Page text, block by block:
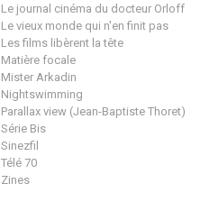
Le journal cinéma du docteur Orloff
Le vieux monde qui n'en finit pas
Les films libèrent la tête
Matière focale
Mister Arkadin
Nightswimming
Parallax view (Jean-Baptiste Thoret)
Série Bis
Sinezfil
Télé 70
Zines